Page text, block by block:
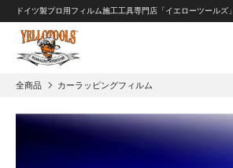
重要なおしらせ
2024年8月1日 価格改定につきまして
ドイツ製プロ用フィルム施工工具専門店「イエローツールズ」
全商品 カーラッピングフィルム